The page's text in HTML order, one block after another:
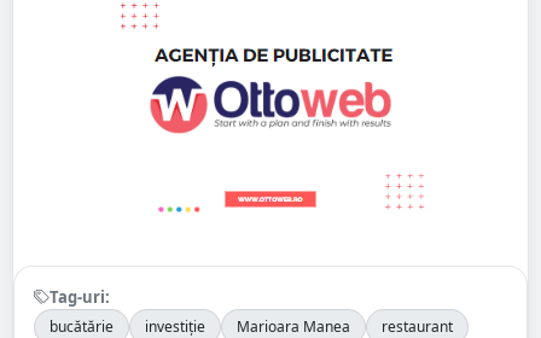
Tag-uri:
bucătărie investiție Marioara Manea
restaurant